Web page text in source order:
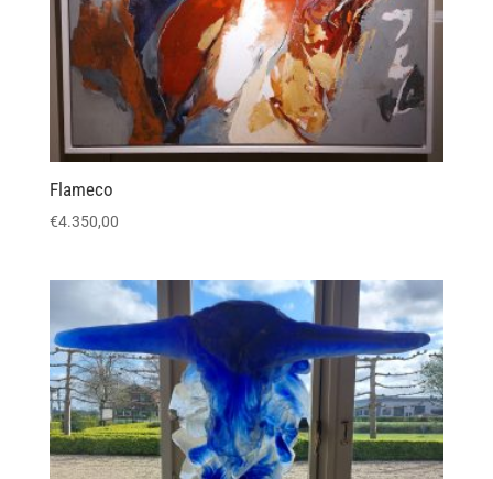
Flameco
€4.350,00